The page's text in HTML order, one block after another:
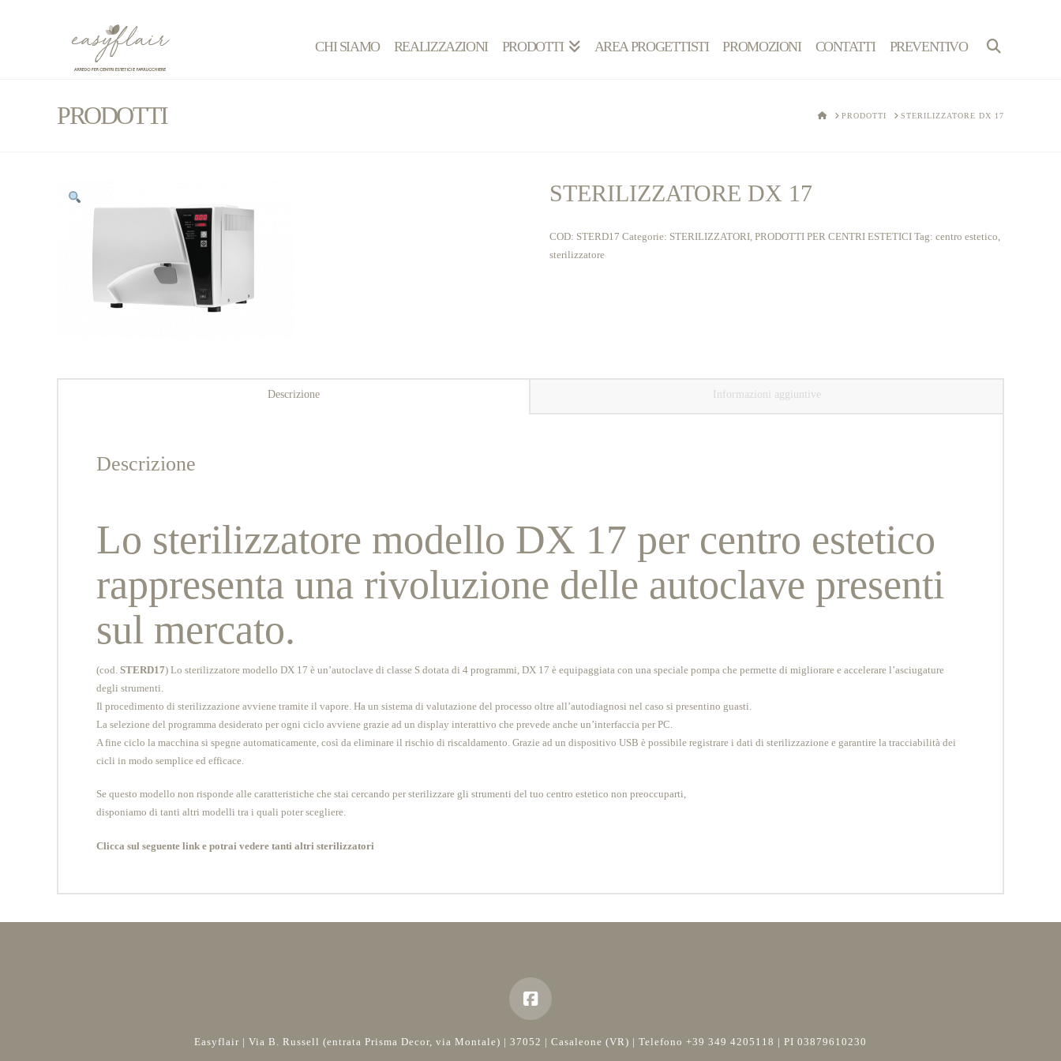
CHI SIAMO REALIZZAZIONI PRODOTTI AREA PROGETTISTI PROMOZIONI CONTATTI PREVENTIVO
PRODOTTI HOMEPRODOTTI STERILIZZATORE DX 17
STERILIZZATORE DX 17
COD: STERD17 Categorie: STERILIZZATORI PRODOTTI PER CENTRI ESTETICI Tag: centro estetico
sterilizzatore
Descrizione Informazioni aggiuntive
Descrizione
Lo sterilizzatore modello DX 17 per centro estetico
rappresenta una rivoluzione delle autoclave presenti
sul mercato.
(cod. STERD17) Lo sterilizzatore modello DX 17 è un’autoclave di classe S dotata di 4 programmi, DX 17 è equipaggiata con una speciale pompa che permette di migliorare e accelerare l’asciugature
degli strumenti.
Il procedimento di sterilizzazione avviene tramite il vapore. Ha un sistema di valutazione del processo oltre all’autodiagnosi nel caso si presentino guasti.
La selezione del programma desiderato per ogni ciclo avviene grazie ad un display interattivo che prevede anche un’interfaccia per PC.
A fine ciclo la macchina si spegne automaticamente, così da eliminare il rischio di riscaldamento. Grazie ad un dispositivo USB è possibile registrare i dati di sterilizzazione e garantire la tracciabilità dei
cicli in modo semplice ed efficace.
Se questo modello non risponde alle caratteristiche che stai cercando per sterilizzare gli strumenti del tuo centro estetico non preoccuparti,
disponiamo di tanti altri modelli tra i quali poter scegliere.
Clicca sul seguente link e potrai vedere tanti altri sterilizzatori
Easyflair | Via B. Russell (entrata Prisma Decor, via Montale) | 37052 | Casaleone (VR) | Telefono +39 349 4205118 | PI 03879610230